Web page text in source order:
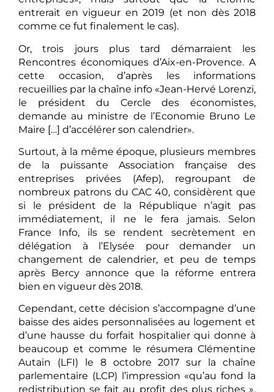
entrerait en vigueur en 2019 (et non dès 2018
comme ce fut finalement le cas).
Or, trois jours plus tard démarraient les
Rencontres économiques d’Aix-en-Provence. A
cette occasion, d’après les informations
recueillies par la chaîne info «Jean-Hervé Lorenzi,
le président du Cercle des économistes,
demande au ministre de l’Economie Bruno Le
Maire […] d’accélérer son calendrier».
Surtout, à la même époque, plusieurs membres
de la puissante Association française des
entreprises privées (Afep), regroupant de
nombreux patrons du CAC 40, considèrent que
si le président de la République n’agit pas
immédiatement, il ne le fera jamais. Selon
France Info, ils se rendent secrètement en
délégation à l’Elysée pour demander un
changement de calendrier, et peu de temps
après Bercy annonce que la réforme entrera
bien en vigueur dès 2018.
Cependant, cette décision s’accompagne d’une
baisse des aides personnalisées au logement et
d’une hausse du forfait hospitalier qui donne à
beaucoup et comme le résumera Clémentine
Autain (LFI) le 8 octobre 2017 sur la chaîne
parlementaire (LCP) l’impression «qu’au fond la
redistribution se fait au profit des plus riches »,